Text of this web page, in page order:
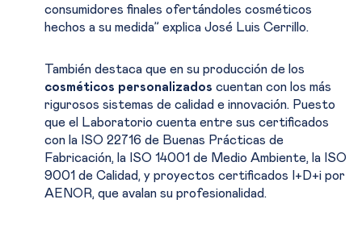
consumidores finales ofertándoles cosméticos
hechos a su medida” explica José Luis Cerrillo.
También destaca que en su producción de los
cosméticos personalizados cuentan con los más
rigurosos sistemas de calidad e innovación. Puesto
que el Laboratorio cuenta entre sus certificados
con la ISO 22716 de Buenas Prácticas de
Fabricación, la ISO 14001 de Medio Ambiente, la ISO
9001 de Calidad, y proyectos certificados I+D+i por
AENOR, que avalan su profesionalidad.